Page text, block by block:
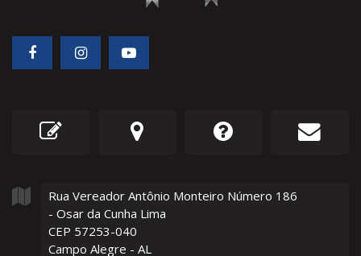
Rua Vereador Antônio Monteiro Número 186
- Osar da Cunha Lima
CEP 57253-040
Campo Alegre - AL